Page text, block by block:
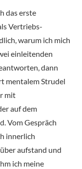
das erste
Vertriebs-
warum ich mich
einleitenden
dann
mentalem Strudel
mit
auf dem
Vom Gespräch
innerlich
aufstand und
ich meine